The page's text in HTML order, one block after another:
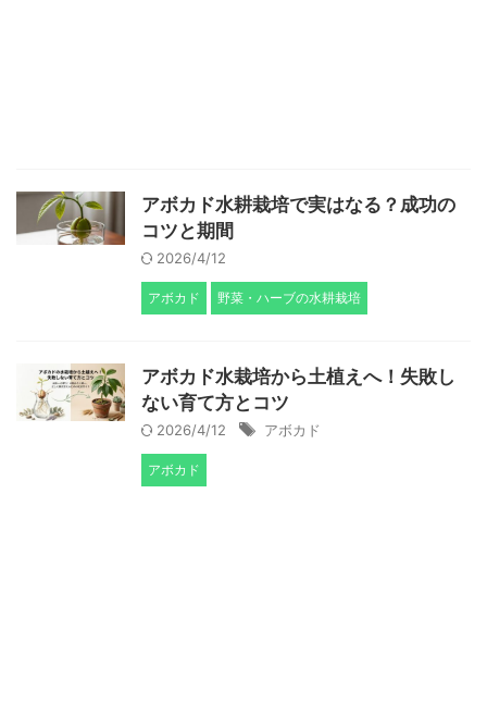
アボカド水耕栽培で実はなる？成功の
コツと期間
2026/4/12
アボカド 野菜・ハーブの水耕栽培
アボカド水栽培から土植えへ！失敗し
ない育て方とコツ
2026/4/12 アボカド
アボカド